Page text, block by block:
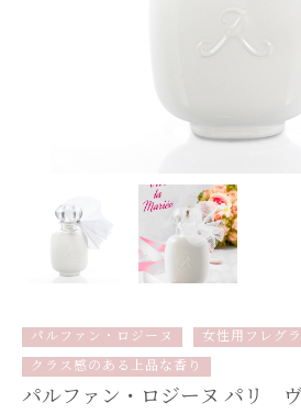
パルファン・ロジーヌ
女性用フレグ
クラス感のある上品な香り
パルファン・ロジーヌ パリ